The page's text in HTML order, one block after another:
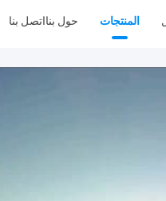
المنتجات حول بنااتصل بنا